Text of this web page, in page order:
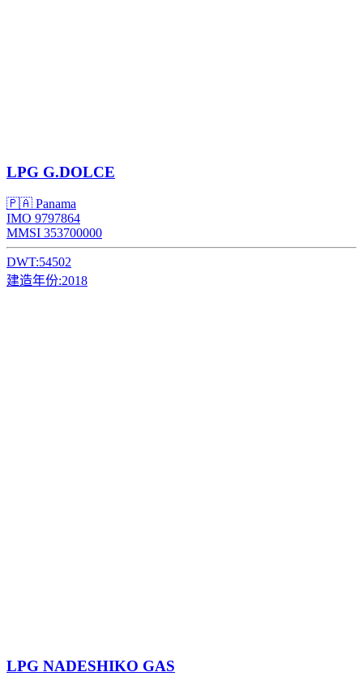
LPG G.DOLCE
🇵🇦 Panama
IMO 9797864
MMSI 353700000
DWT:54502
建造年份:2018
LPG NADESHIKO GAS